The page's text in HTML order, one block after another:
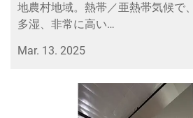
地農村地域。熱帯／亜熱帯気候で
多湿、非常に高い…
Mar. 13. 2025